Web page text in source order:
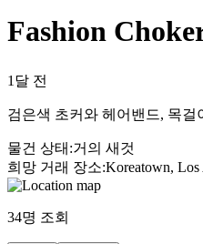
Fashion
1달 전
검은색 초커와 헤어밴드, 목
물건 상태 :거의 새것
희망 거래 장소:Koreatown, Los
34명 조회